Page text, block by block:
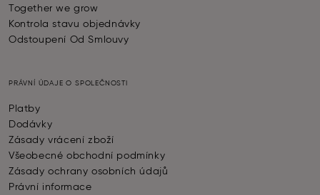
Together we grow
Kontrola stavu objednávky
Odstoupení Od Smlouvy
PRÁVNÍ ÚDAJE O SPOLEČNOSTI
Platby
Dodávky
Zásady vrácení zboží
Všeobecné obchodní podmínky
Zásady ochrany osobních údajů
Právní informace